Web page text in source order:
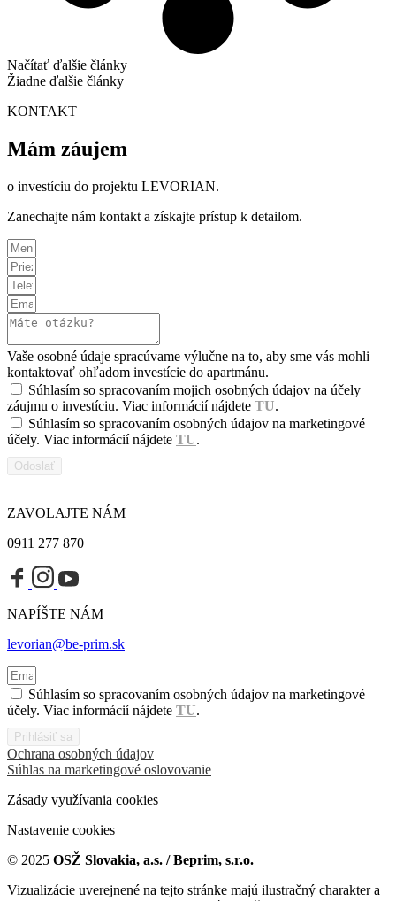
Načítať ďalšie články
Žiadne ďalšie články
KONTAKT
Mám záujem
o investíciu do projektu LEVORIAN.
Zanechajte nám kontakt a získajte prístup k detailom.
Vaše osobné údaje spracúvame výlučne na to, aby sme vás mohli
kontaktovať ohľadom investície do apartmánu.
Súhlasím so spracovaním mojich osobných údajov na účely
záujmu o investíciu. Viac informácií nájdete TU.
Súhlasím so spracovaním osobných údajov na marketingové
účely. Viac informácií nájdete TU.
Odoslať
ZAVOLAJTE NÁM
0911 277 870
NAPÍŠTE NÁM
levorian@be-prim.sk
Súhlasím so spracovaním osobných údajov na marketingové
účely. Viac informácií nájdete TU.
Prihlásiť sa
Ochrana osobných údajov
Súhlas na marketingové oslovovanie
Zásady využívania cookies
Nastavenie cookies
© 2025 OSŽ Slovakia, a.s. / Beprim, s.r.o.
Vizualizácie uverejnené na tejto stránke majú ilustračný charakter a